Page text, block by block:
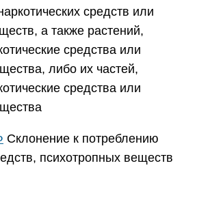
средств или
а также растений,
средства или
либо их частей,
средства или
Склонение к потреблению
психотропных веществ